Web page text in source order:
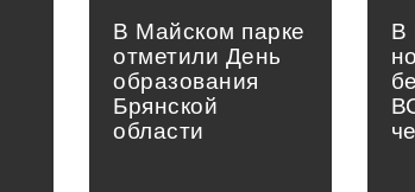
В Майском парке
отметили День
образования
Брянской
области
В